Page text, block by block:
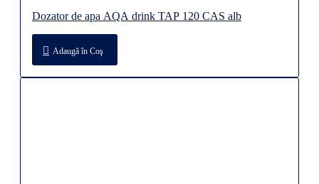
Dozator de apa AQA drink TAP 120 CAS alb
Adaugă în Coş